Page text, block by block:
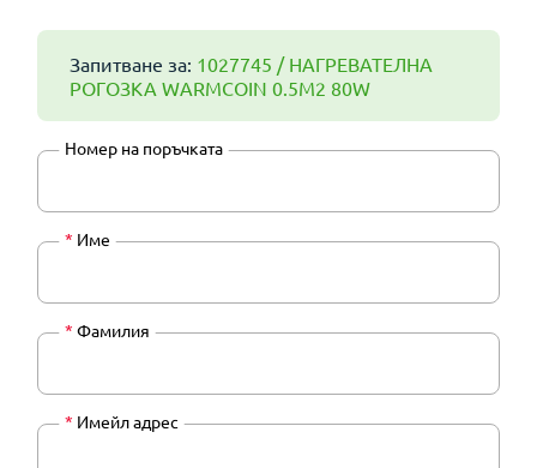
Запитване за: 1027745 / НАГРЕВАТЕЛНА
РОГОЗКА WARMCOIN 0.5M2 80W
Номер на поръчката
* Име
* Фамилия
* Имейл адрес